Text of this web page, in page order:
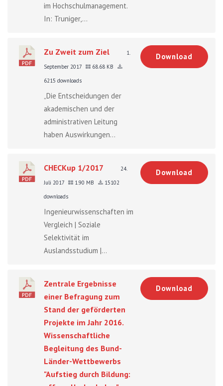
im Hochschulmanagement.
In: Truniger,...
Zu Zweit zum Ziel
1.
September 2017
68.68 KB
6215 downloads
„Die Entscheidungen der
akademischen und der
administrativen Leitung
haben Auswirkungen...
Download
CHECKup 1/2017
24.
Juli 2017
1.90 MB
15102
downloads
Ingenieurwissenschaften im
Vergleich | Soziale
Selektivität im
Auslandsstudium |...
Download
Zentrale Ergebnisse
einer Befragung zum
Stand der geförderten
Projekte im Jahr 2016.
Wissenschaftliche
Begleitung des Bund-
Länder-Wettbewerbs
"Aufstieg durch Bildung:
Download